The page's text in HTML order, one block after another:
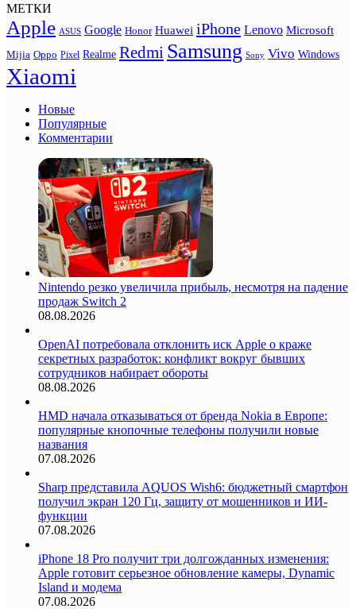
МЕТКИ
Apple ASUS Google Honor Huawei iPhone Lenovo Microsoft
Mijia Oppo Pixel Realme Redmi Samsung Sony Vivo Windows
Xiaomi
Новые
Популярные
Комментарии
Nintendo резко увеличила прибыль, несмотря на падение
продаж Switch 2
08.08.2026
OpenAI потребовала отклонить иск Apple о краже
секретных разработок: конфликт вокруг бывших
сотрудников набирает обороты
08.08.2026
HMD начала отказываться от бренда Nokia в Европе:
популярные кнопочные телефоны получили новые
названия
07.08.2026
Sharp представила AQUOS Wish6: бюджетный смартфон
получил экран 120 Гц, защиту от мошенников и ИИ-
функции
07.08.2026
iPhone 18 Pro получит три долгожданных изменения:
Apple готовит серьезное обновление камеры, Dynamic
Island и модема
07.08.2026